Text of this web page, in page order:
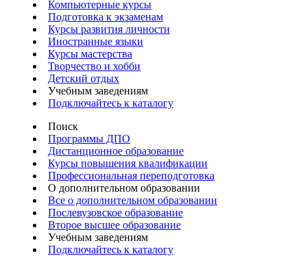
Компьютерные курсы
Подготовка к экзаменам
Курсы развития личности
Иностранные языки
Курсы мастерства
Творчество и хобби
Детский отдых
Учебным заведениям
Подключайтесь к каталогу
Поиск
Программы ДПО
Дистанционное образование
Курсы повышения квалификации
Профессиональная переподготовка
О дополнительном образовании
Все о дополнительном образовании
Послевузовское образование
Второе высшее образование
Учебным заведениям
Подключайтесь к каталогу